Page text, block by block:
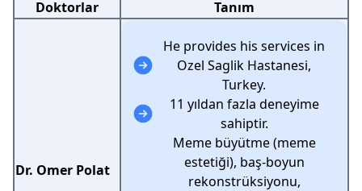
Doktorlar Tanım
Dr. Omer Polat
He provides his services in
Ozel Saglik Hastanesi,
Turkey.
11 yıldan fazla deneyime
sahiptir.
Meme büyütme (meme
estetiği), baş-boyun
rekonstrüksiyonu,